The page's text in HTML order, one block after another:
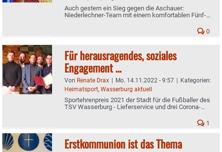
Auch gestern ein Sieg gegen die Aschauer:
Niederlechner-Team mit einem komfortablen Fünf-
0
Für herausragendes, soziales
Engagement …
Von Renate Drax | Mo. 14.11.2022 - 9:57 | Kategorien:
Heimatsport, Wasserburg aktuell
Sportehrenpreis 2021 der Stadt für die Fußballer des
TSV Wasserburg - Lieferservice und drei Corona-
1
Erstkommunion ist das Thema